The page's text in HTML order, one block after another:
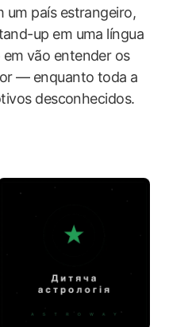
um país estrangeiro,
up em uma língua
vão entender os
— enquanto toda a
desconhecidos.